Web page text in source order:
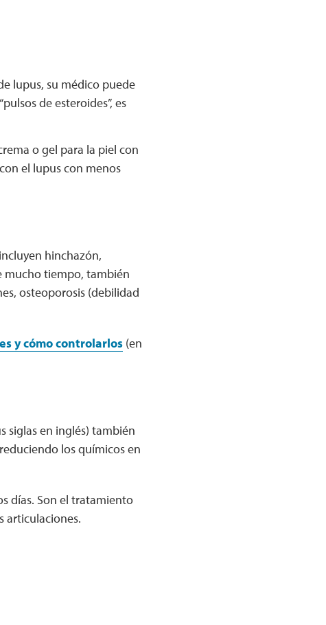
lupus, su médico puede
de esteroides”, es
o gel para la piel con
el lupus con menos
hinchazón,
mucho tiempo, también
osteoporosis (debilidad
y cómo controlarlos(en
siglas en inglés) también
los químicos en
días. Son el tratamiento
articulaciones.